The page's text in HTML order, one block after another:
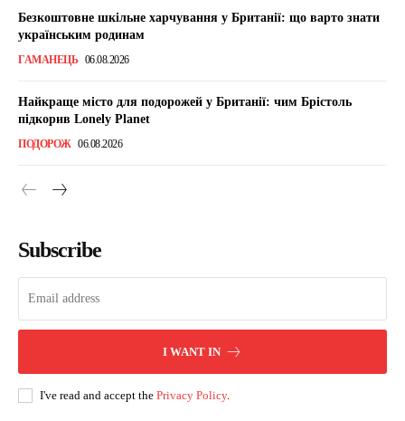
Безкоштовне шкільне харчування у Британії: що варто знати
українським родинам
ГАМАНЕЦЬ 06.08.2026
Найкраще місто для подорожей у Британії: чим Брістоль
підкорив Lonely Planet
ПОДОРОЖ 06.08.2026
Subscribe
I WANT IN
I've read and accept the Privacy Policy.